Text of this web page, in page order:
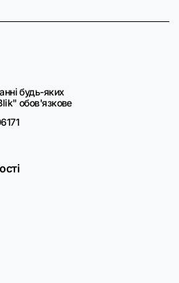
будь-яких
обов'язкове